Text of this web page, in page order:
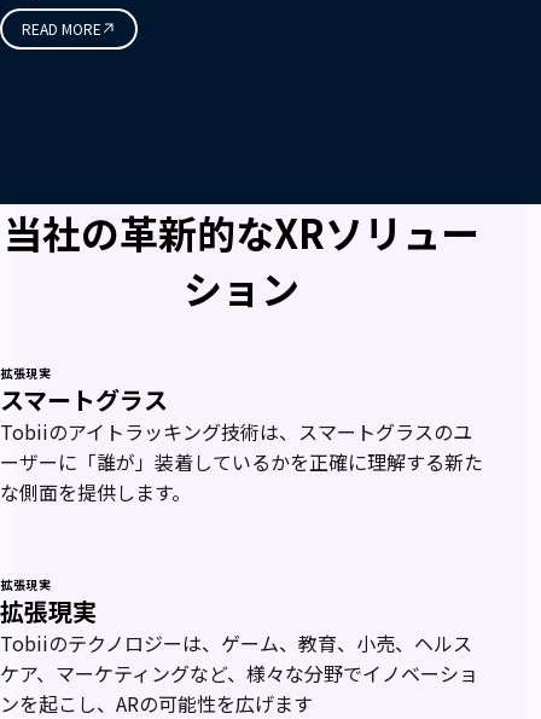
READ MORE
当社の革新的なXRソリュー
ション
拡張現実
スマートグラス
Tobiiのアイトラッキング技術は、スマートグラスのユ
ーザーに「誰が」装着しているかを正確に理解する新た
な側面を提供します。
拡張現実
拡張現実
Tobiiのテクノロジーは、ゲーム、教育、小売、ヘルス
ケア、マーケティングなど、様々な分野でイノベーショ
ンを起こし、ARの可能性を広げます